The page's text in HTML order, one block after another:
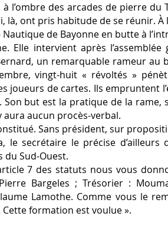
l’ombre des arcades de pierre du
là, ont pris habitude de se réunir.
de Bayonne en butte à
Elle intervient après
un remarquable rameur au
vingt-huit « révoltés »
joueurs de cartes. Ils empruntent
but est la pratique de la rame,
aura aucun procès-verbal.
Sans président, sur
le secrétaire le précise
du Sud-Ouest.
7 des statuts nous vous
Bargeles ; Trésorier :
Lamothe. Comme vous le
formation est voulue ».